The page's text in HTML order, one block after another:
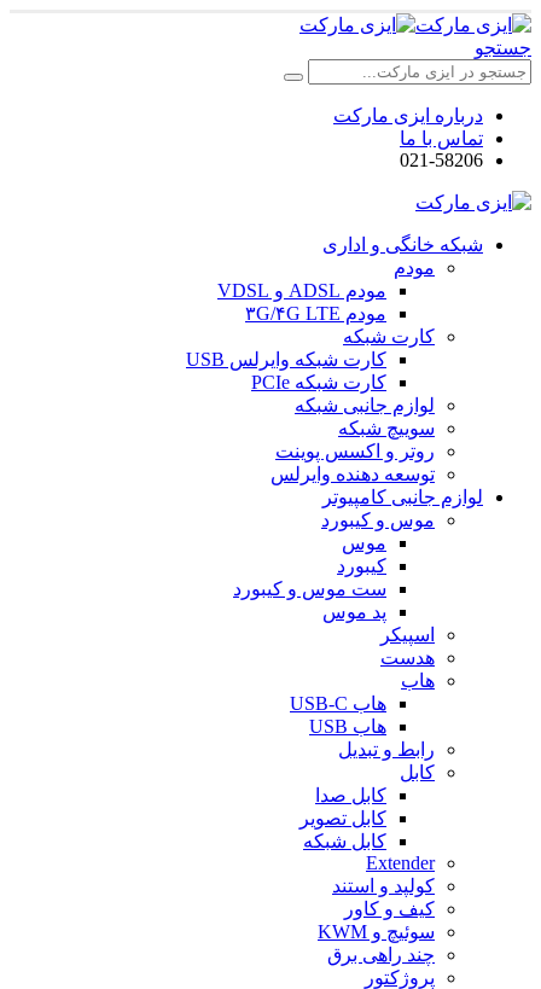
جستجو
درباره ایزی مارکت
تماس با ما
021-58206
شبکه خانگی و اداری
مودم
مودم ADSL و VDSL
مودم ۳G/۴G LTE
کارت شبکه
کارت شبکه وایرلس USB
کارت شبکه PCIe
لوازم جانبی شبکه
سوییچ شبکه
روتر و اکسس پوینت
توسعه دهنده وایرلس
لوازم جانبی کامپیوتر
موس و کیبورد
موس
کیبورد
ست موس و کیبورد
پد موس
اسپیکر
هدست
هاب
هاب USB-C
هاب USB
رابط و تبدیل
کابل
کابل صدا
کابل تصویر
کابل شبکه
Extender
کولپد و استند
کیف و کاور
سوئیچ و KWM
چند راهی برق
پروژکتور